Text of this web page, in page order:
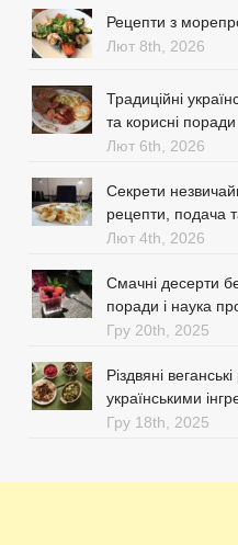
Рецепти з
Лют 8th, 2026
Традиційні
та корисні поради
Лют 6th, 2026
Секрети
рецепти, подача
Лют 4th, 2026
Смачні десерти
поради і наука
Гру 20th, 2025
Різдвяні
українськими
Гру 18th, 2025